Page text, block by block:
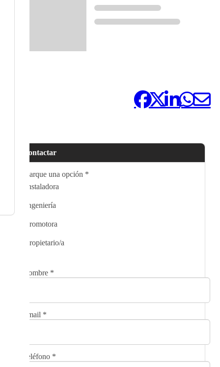
Contactar
Marque una opción *
Instaladora
Ingeniería
Promotora
Propietario/a
Nombre *
Email *
Teléfono *